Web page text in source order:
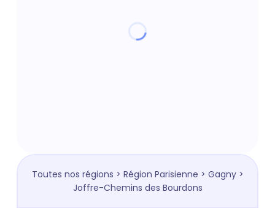
Toutes nos régions > Région Parisienne > Gagny>
Joffre-Chemins des Bourdons